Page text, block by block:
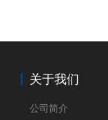
关于我们
公司简介